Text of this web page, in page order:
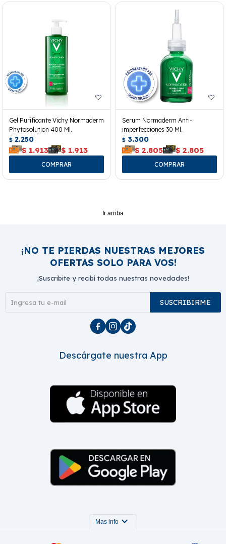
Gel Purificante Vichy Normaderm
Phytosolution 400 Ml.
$ 2.250
$ 1.913 $ 1.913
Serum Normaderm Anti-
imperfecciones 30 Ml.
$ 3.300
$ 2.805 $ 2.805
Ir arriba
¡NO TE PIERDAS NUESTRAS MEJORES
OFERTAS SOLO PARA VOS!
¡Suscribite y recibí todas nuestras novedades!
SUSCRIBIRME
  
Descárgate nuestra App
Mas info expand_more